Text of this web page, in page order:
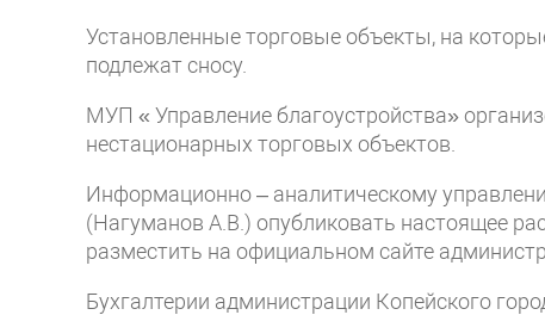
Установленные торговые объекты, на
подлежат сносу.
МУП « Управление благоустройства»
нестационарных торговых объектов.
Информационно – аналитическому
(Нагуманов А.В.) опубликовать настоящее
разместить на официальном сайте
Бухгалтерии администрации Копейского